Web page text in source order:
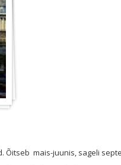
Õitseb mais-juunis, sageli